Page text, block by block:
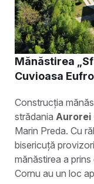
Mănăstirea
Cuvioasa
Construcția
strădania Aurorei
Marin Preda. Cu
bisericuță
mănăstirea a
Cornu au un loc